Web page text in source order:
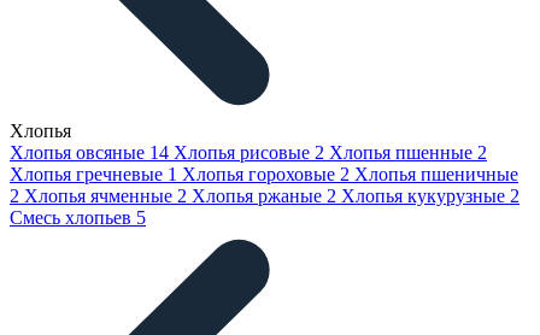
Хлопья
Хлопья овсяные 14 Хлопья рисовые 2 Хлопья пшенные 2
Хлопья гречневые 1 Хлопья гороховые 2 Хлопья пшеничные
2 Хлопья ячменные 2 Хлопья ржаные 2 Хлопья кукурузные 2
Смесь хлопьев 5